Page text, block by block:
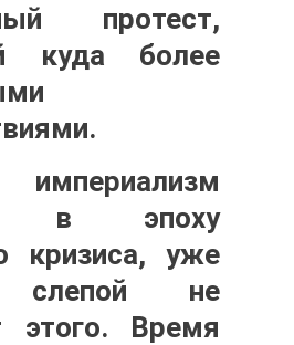
протест,
куда более
империализм
в эпоху
кризиса, уже
слепой не
этого. Время